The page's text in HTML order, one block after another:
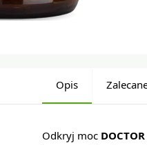
Opis
Odkryj moc